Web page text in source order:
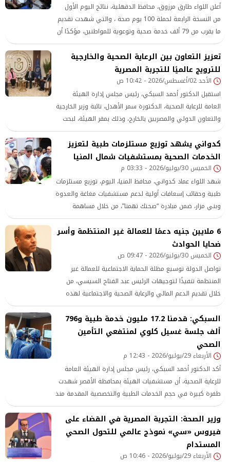
أعلن اللواء طارق مرزوق، محافظ الدقهلية، نتائج اليوم الأول
من النسخة الرابعة لحملة 100 يوم صحة ، والتي شهدت تقديم
ما يقرب من 79 ألف خدمة صحية وتوعوية للمواطنين، مؤكدًا أن
الحملة انطلقت بقوة في جميع مراكز ومدن المحافظة
تعزيز التعاون بين الرعاية الصحية والخارجية
للترويج عالميًا للتجربة المصرية
الأحد 02/أغسطس/2026 - 10:42 ص
استقبل الدكتور أحمد السبكي، رئيس مجلس إدارة الهيئة
العامة للرعاية الصحية، الدكتورة سمر الأهدل، نائبة وزير الخارجية
والتعاون الدولي والمصريين بالخارج، وذلك بمقر الهيئة، لبحث
سبل تعزيز التعاون الدولي والترويج العالمي للتجربة المصرية
كدواني يشهد توزيع مستلزمات طبية لتعزيز
الخدمات الصحية بمستشفيات شمال المنيا
الخميس 30/يوليو/2026 - 03:33 م
شهد اللواء عماد كدواني، محافظ المنيا، اليوم، توزيع مستلزمات
طبية وحقائب إسعافات أولية لدعم مستشفيات مغاغة والعدوة
وبني مزار، ضمن مبادرة “صحتك تهمنا”، من خلال مساهمة
مجتمعية مقدمة من حزب مستقبل وطن، في إطار دعم القطاع
الصحي وتعزيز الشراكة بين الأجهزة التنفيذية ومؤسسات
المجتمع المدني، تنفيذًا لتوجيهات القيادة السياسية بالارتقاء
بمنظومة الرعاية الصحية وتحسين جودة الخدمات المقدمة
للمواطنين.
6 ملايين جنيه دعمًا للعمالة غير المنتظمة وأسر
ضحايا الحوادث
الخميس 30/يوليو/2026 - 09:47 ص
تواصل الدولة توسيع مظلة الحماية الاجتماعية للعمالة غير
المنتظمة تنفيذًا لتوجيهات الرئيس عبد الفتاح السيسي، من
خلال تقديم الدعم المالي والرعاية الصحية والاجتماعية لهذه
الفئة
السبكي: قدمنا 17.2 مليون خدمة طبية و796
ألف جلسة غسيل كلوي لمنتفعي التأمين
الصحي
الأربعاء 29/يوليو/2026 - 12:43 م
أكد الدكتور أحمد السبكي، رئيس مجلس إدارة الهيئة العامة
للرعاية الصحية، أن مستشفيات الهيئة بمحافظة الأقصر شهدت
طفرة كبيرة في حجم الخدمات الطبية والتخصصية المقدمة منذ
بدء تطبيق المنظومة، بما يعكس نجاحها في إتاحة خدمات
علاجية متقدمة داخل المحافظة
وزير الصحة: التجربة المصرية في القضاء على
فيروس «سي» نموذج عالمي للتحول الصحي
المستدام
الأربعاء 29/يوليو/2026 - 10:46 ص